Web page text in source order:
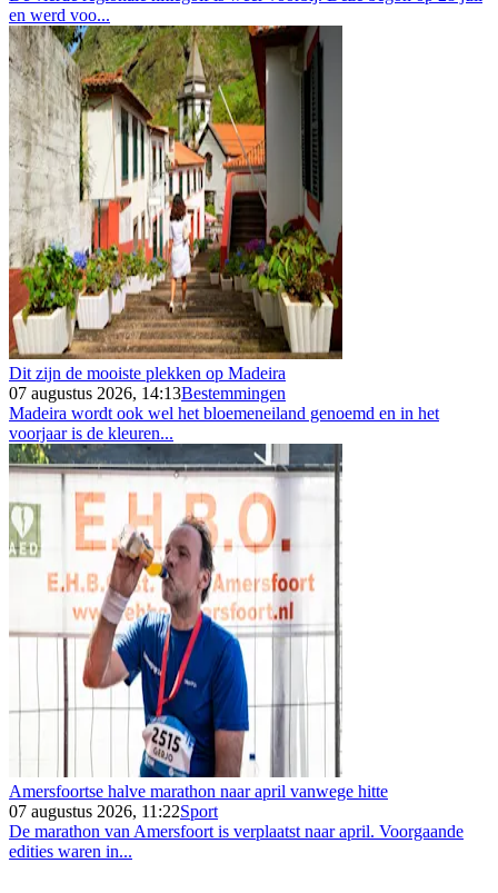
en werd voo...
Dit zijn de mooiste plekken op Madeira
07 augustus 2026, 14:13Bestemmingen
Madeira wordt ook wel het bloemeneiland genoemd en in het
voorjaar is de kleuren...
Amersfoortse halve marathon naar april vanwege hitte
07 augustus 2026, 11:22Sport
De marathon van Amersfoort is verplaatst naar april. Voorgaande
edities waren in...